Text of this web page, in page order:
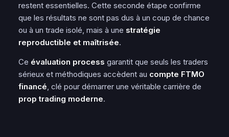
restent essentielles. Cette seconde étape confirme
que les résultats ne sont pas dus à un coup de chance
ou à un trade isolé, mais à une stratégie
reproductible et maîtrisée.
Ce évaluation process garantit que seuls les traders
sérieux et méthodiques accèdent au compte FTMO
financé, clé pour démarrer une véritable carrière de
prop trading moderne.